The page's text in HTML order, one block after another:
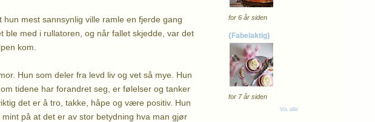
mest sannsynlig ville ramle en fjerde gang
med i rullatoren, og når fallet skjedde, var det
kom.
Hun som deler fra levd liv og vet så mye. Hun
tidene har forandret seg, er følelser og tanker
det er å tro, takke, håpe og være positiv. Hun
på at det er av stor betydning hva man gjør
for 6 år siden
{Fabelaktig}
for 7 år siden
Vis alle